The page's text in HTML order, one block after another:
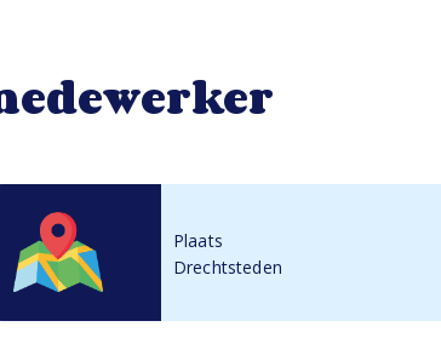
Plaats
Drechtsteden